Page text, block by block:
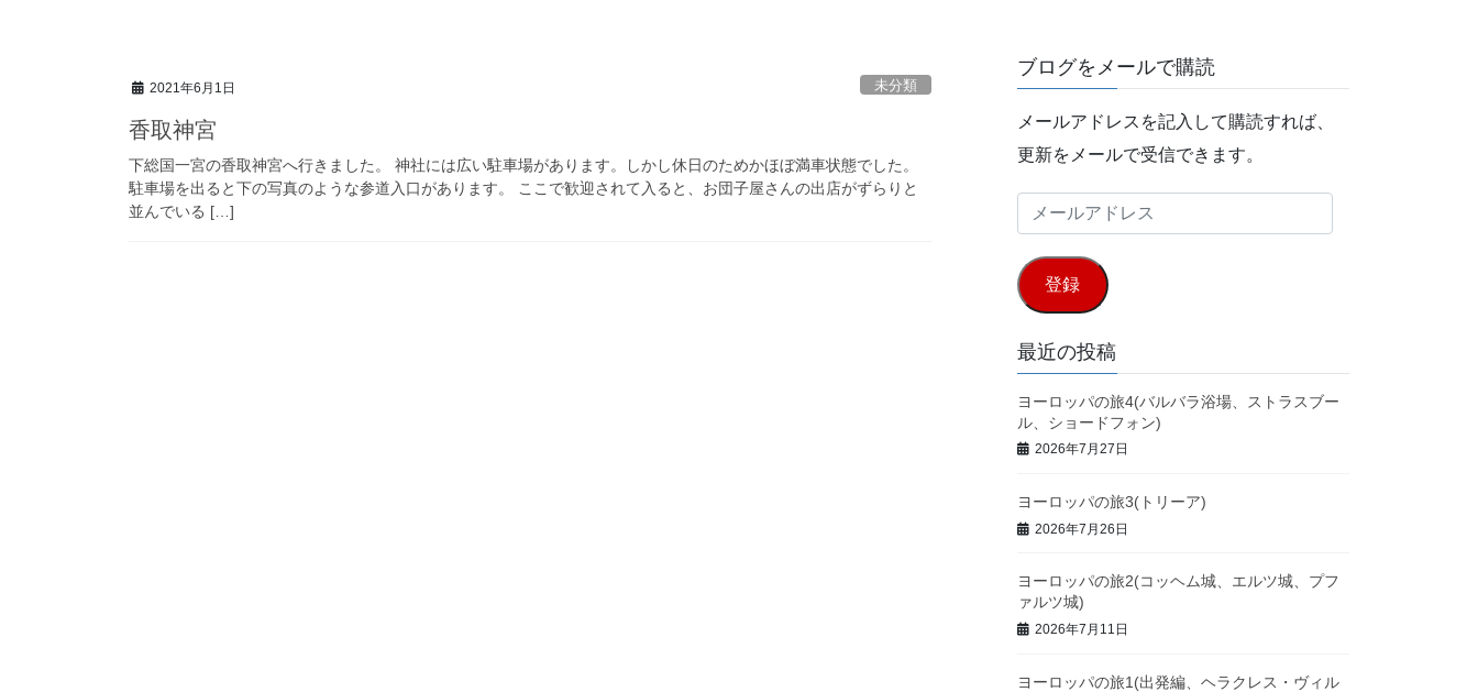
2021年6月1日 未分類
香取神宮
下総国一宮の香取神宮へ行きました。 神社には広い駐車場があります。しかし休日のためかほぼ満車状態でした。
駐車場を出ると下の写真のような参道入口があります。 ここで歓迎されて入ると、お団子屋さんの出店がずらりと
並んでいる […]
ブログをメールで購読
メールアドレスを記入して購読すれば、
更新をメールで受信できます。
ー
ル
ア
ド
レ
ス
登録
最近の投稿
ヨーロッパの旅4(バルバラ浴場、ストラスブー
ル、ショードフォン)
2026年7月27日
ヨーロッパの旅3(トリーア)
2026年7月26日
ヨーロッパの旅2(コッヘム城、エルツ城、プフ
ァルツ城)
2026年7月11日
ヨーロッパの旅1(出発編、ヘラクレス・ヴィル